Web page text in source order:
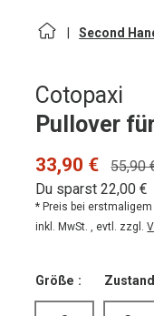
Second
Cotopaxi
Pullover
33,90 €
55,90
Du sparst 22,00 €
* Preis bei
inkl. MwSt. , evtl. zzgl.
Größe :